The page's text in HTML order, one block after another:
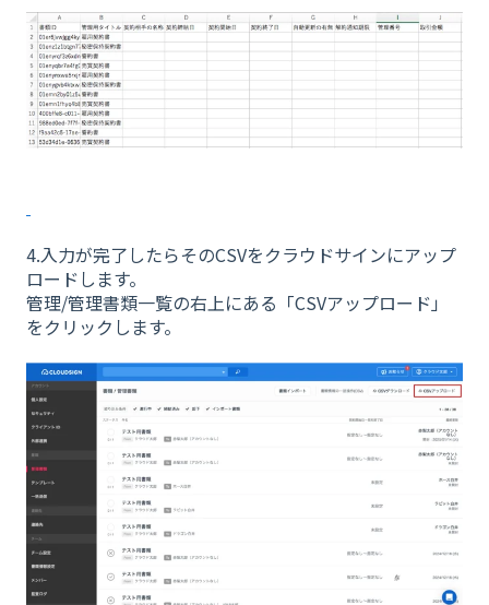
4.入力が完了したらそのCSVをクラウドサインにアップ
ロードします。
管理/管理書類一覧の右上にある「CSVアップロード」
をクリックします。